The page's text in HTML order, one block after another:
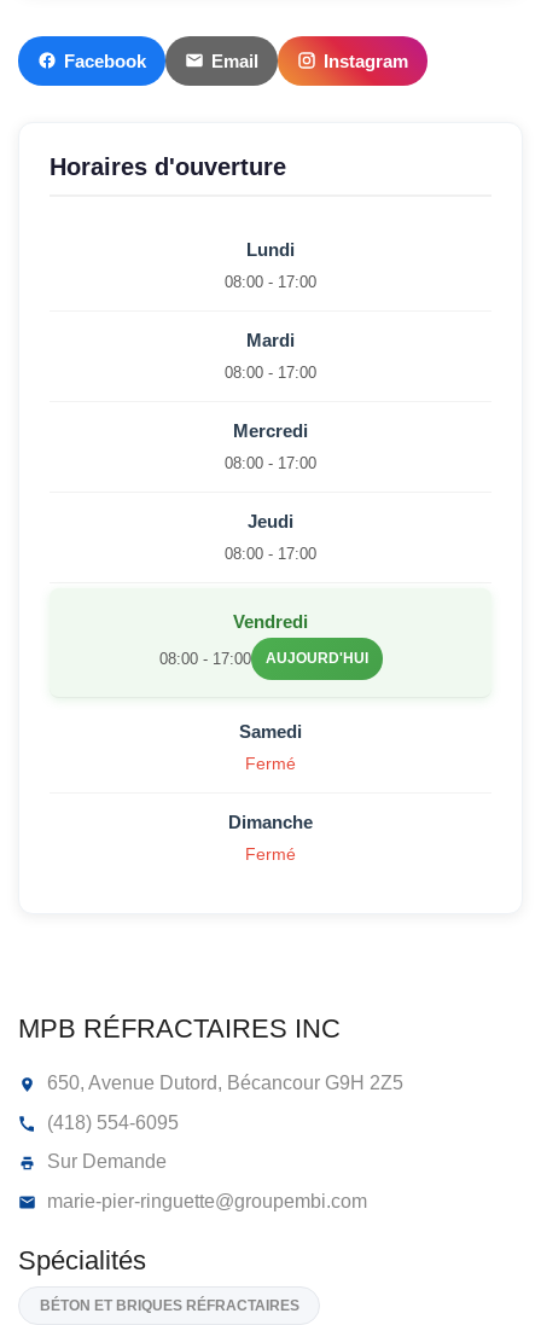
MPB RÉFRACTAIRES INC
650, Avenue Dutord, Bécancour
(418) 554-6095
Facebook Email Instagram
Horaires d'ouverture
Lundi
08:00 - 17:00
Mardi
08:00 - 17:00
Mercredi
08:00 - 17:00
Jeudi
08:00 - 17:00
Vendredi
08:00 - 17:00 AUJOURD'HUI
Samedi
Fermé
Dimanche
Fermé